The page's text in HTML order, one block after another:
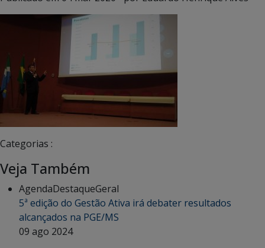
Categorias :
Veja Também
AgendaDestaqueGeral
5ª edição do Gestão Ativa irá debater resultados
alcançados na PGE/MS
09 ago 2024